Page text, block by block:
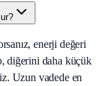
enerji değeri
diğerini daha küçük
Uzun vadede en